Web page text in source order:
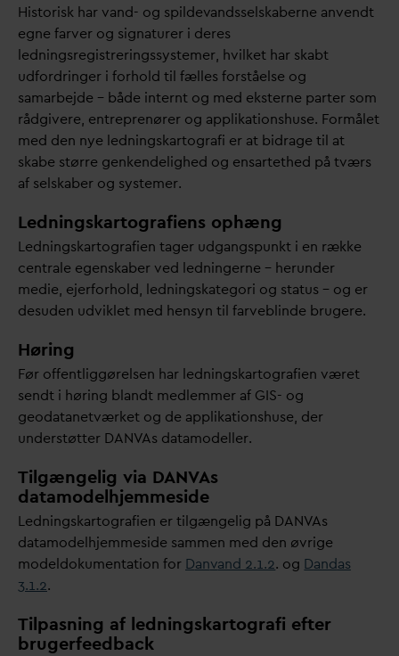
Historisk har vand- og spildevandsselskaberne anvendt
egne farver og signaturer i deres
ledningsregistreringssystemer, hvilket har skabt
udfordringer i forhold til fælles forståelse og
samarbejde – både internt og med eksterne parter som
rådgivere, entreprenører og applikationshuse. Formålet
med den nye ledningskartografi er at bidrage til at
skabe større genkendelighed og ensartethed på tværs
af selskaber og systemer.
Ledningskartografiens ophæng
Ledningskartografien tager udgangspunkt i en række
centrale egenskaber ved ledningerne – herunder
medie, ejerforhold, ledningskategori og status – og er
desuden udviklet med hensyn til farveblinde brugere.
Høring
Før offentliggørelsen har ledningskartografien været
sendt i høring blandt medlemmer af GIS- og
geodatanetværket og de applikationshuse, der
understøtter DANVAs datamodeller.
Tilgængelig via DANVAs
datamodelhjemmeside
Ledningskartografien er tilgængelig på DANVAs
datamodelhjemmeside sammen med den øvrige
modeldokumentation for Danvand 2.1.2. og Dandas
3.1.2.
Tilpasning af ledningskartografi efter
brugerfeedback